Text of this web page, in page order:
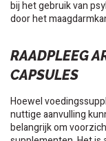
bij het gebruik van
door het
RAADPLEEG
CAPSULES
Hoewel
nuttige aanvulling
belangrijk om